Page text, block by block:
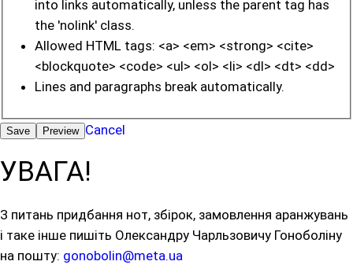
into links automatically, unless the parent tag has
the 'nolink' class.
Allowed HTML tags: <a> <em> <strong> <cite>
<blockquote> <code> <ul> <ol> <li> <dl> <dt> <dd>
Lines and paragraphs break automatically.
Cancel
УВАГА!
З питань придбання нот, збірок, замовлення аранжувань
і таке інше пишіть Олександру Чарльзовичу Гоноболіну
на пошту: gonobolin@meta.ua